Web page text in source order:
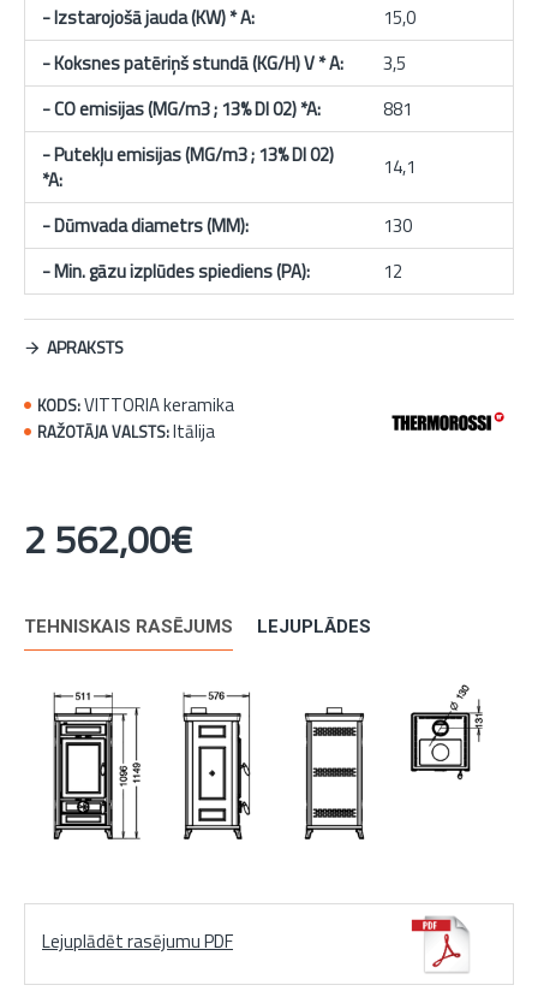
- Izstarojošā jauda(KW) * A:
15,0
-Koksnespatēriņš stundā (KG/H) V * A:
3,5
- CO emisijas (MG/m3 ; 13% DI 02) *A:
881
- Putekļu emisijas(MG/m3 ; 13% DI 02)
*A:
14,1
- Dūmvada diametrs (MM):
130
- Min. gāzu izplūdes spiediens (PA):
12
APRAKSTS
KODS:VITTORIA keramika
RAŽOTĀJA VALSTS:Itālija
2 562,00€
TEHNISKAIS RASĒJUMS LEJUPLĀDES
Lejuplādēt rasējumu PDF